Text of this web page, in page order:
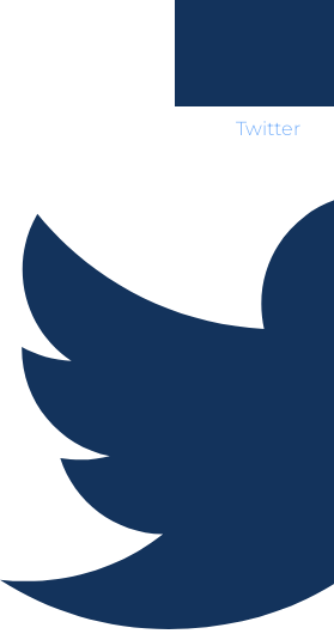
Twitter